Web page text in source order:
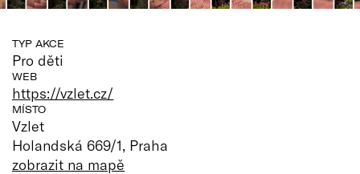
TYP AKCE
Pro děti
WEB
https://vzlet.cz/
MÍSTO
Vzlet
Holandská 669/1, Praha
zobrazit na mapě